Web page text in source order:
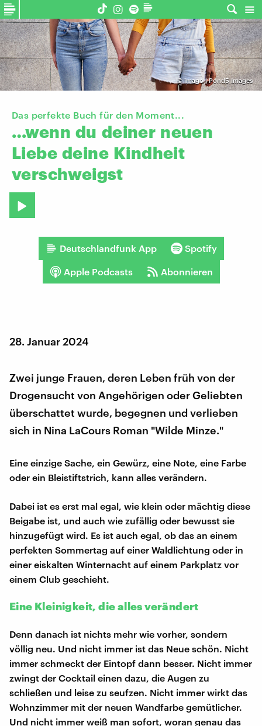
©imago | Pond5 Images
Das perfekte Buch für den Moment...
…wenn du deiner neuen
Liebe deine Kindheit
verschweigst
Deutschlandfunk App Spotify
Apple Podcasts Abonnieren
28. Januar 2024
Zwei junge Frauen, deren Leben früh von der
Drogensucht von Angehörigen oder Geliebten
überschattet wurde, begegnen und verlieben
sich in Nina LaCours Roman "Wilde Minze."
Eine einzige Sache, ein Gewürz, eine Note, eine Farbe
oder ein Bleistiftstrich, kann alles verändern.
Dabei ist es erst mal egal, wie klein oder mächtig diese
Beigabe ist, und auch wie zufällig oder bewusst sie
hinzugefügt wird. Es ist auch egal, ob das an einem
perfekten Sommertag auf einer Waldlichtung oder in
einer eiskalten Winternacht auf einem Parkplatz vor
einem Club geschieht.
Eine Kleinigkeit, die alles verändert
Denn danach ist nichts mehr wie vorher, sondern
völlig neu. Und nicht immer ist das Neue schön. Nicht
immer schmeckt der Eintopf dann besser. Nicht immer
zwingt der Cocktail einen dazu, die Augen zu
schließen und leise zu seufzen. Nicht immer wirkt das
Wohnzimmer mit der neuen Wandfarbe gemütlicher.
Und nicht immer weiß man sofort, woran genau das